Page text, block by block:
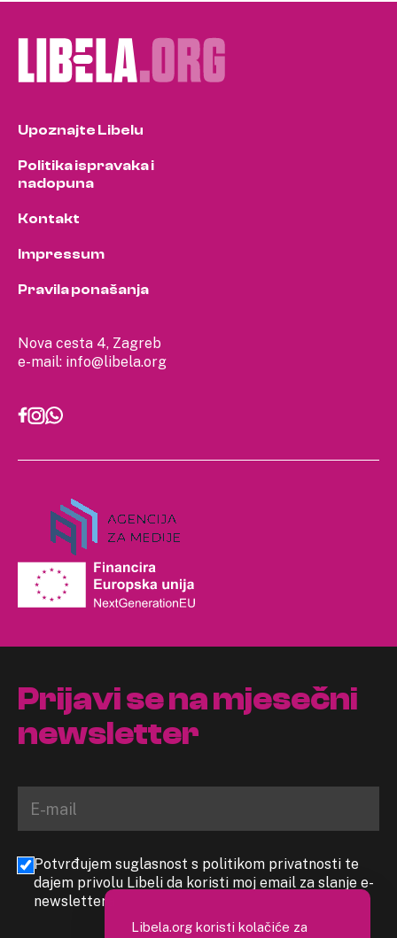
Nova cesta 4, Zagreb
e-mail: info@libela.org
Upoznajte Libelu
Politika ispravaka i
nadopuna
Kontakt
Impressum
Pravila ponašanja
Prijavi se na mjesečni
newsletter
Potvrđujem suglasnost s politikom privatnosti te
dajem privolu Libeli da koristi moj email za slanje e-
newslettera
Libela.org koristi kolačiće za